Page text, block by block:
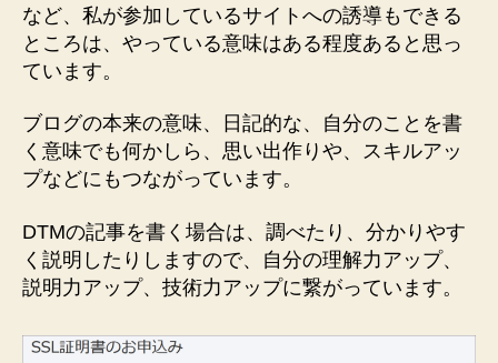
など、私が参加しているサイトへの誘導もできる
ところは、やっている意味はある程度あると思っ
ています。
ブログの本来の意味、日記的な、自分のことを書
く意味でも何かしら、思い出作りや、スキルアッ
プなどにもつながっています。
DTMの記事を書く場合は、調べたり、分かりやす
く説明したりしますので、自分の理解力アップ、
説明力アップ、技術力アップに繋がっています。